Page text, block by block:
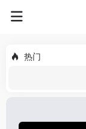
热门